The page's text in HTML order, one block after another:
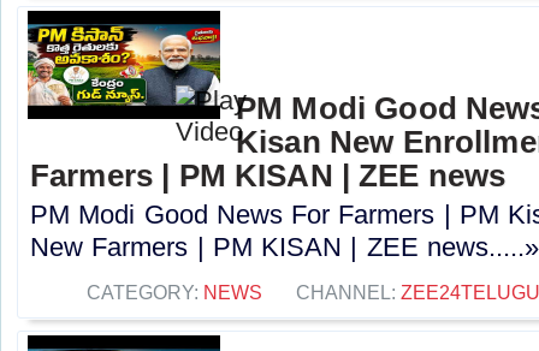
PM Modi Good
Kisan New
Farmers | PM KISAN | ZEE news
PM Modi Good News For Farmers | PM
New Farmers | PM KISAN | ZEE
CATEGORY: NEWS CHANNEL: